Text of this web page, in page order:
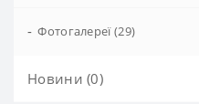
- Фотогалереї (29)
Новини (0)